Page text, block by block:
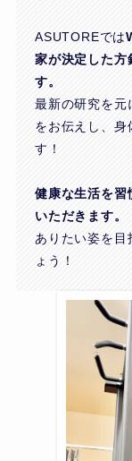
ASUTOREでは
家が決定した方
す。
最新の研究を元
をお伝えし、身
す！
健康な生活を習
いただきます。
ありたい姿を目
ょう！